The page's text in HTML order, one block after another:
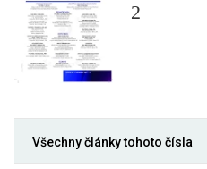
2
Všechny články tohoto čísla